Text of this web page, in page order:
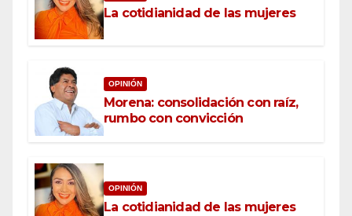
La cotidianidad de las mujeres
OPINIÓN
Morena: consolidación con raíz,
rumbo con convicción
OPINIÓN
La cotidianidad de las mujeres